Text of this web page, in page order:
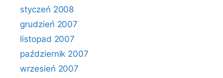
styczeń 2008
grudzień 2007
listopad 2007
październik 2007
wrzesień 2007